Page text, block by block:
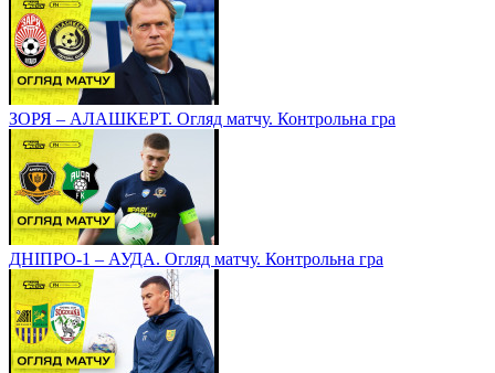
ЗОРЯ – АЛАШКЕРТ. Огляд матчу. Контрольна гра
ДНІПРО-1 – АУДА. Огляд матчу. Контрольна гра